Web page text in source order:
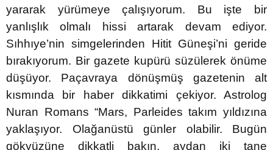
yararak yürümeye çalışıyorum. Bu işte bir
yanlışlık olmalı hissi artarak devam ediyor.
Sıhhıye’nin simgelerinden Hitit Güneşi’ni geride
bırakıyorum. Bir gazete kupürü süzülerek önüme
düşüyor. Paçavraya dönüşmüş gazetenin alt
kısmında bir haber dikkatimi çekiyor. Astrolog
Nuran Romans “Mars, Parleides takım yıldızına
yaklaşıyor. Olağanüstü günler olabilir. Bugün
gökyüzüne dikkatli bakın, aydan iki tane